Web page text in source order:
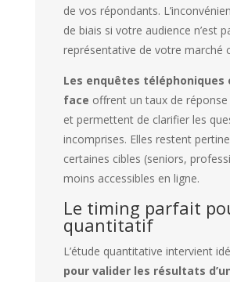
de vos répondants.
de biais si votre audience n’est
représentative de votre marché
Les enquêtes téléphoniques
face offrent un taux de réponse
et permettent de clarifier les
incomprises. Elles restent
certaines cibles (seniors,
moins accessibles en ligne.
Le timing parfait
quantitatif
L’étude quantitative intervient
pour valider les résultats